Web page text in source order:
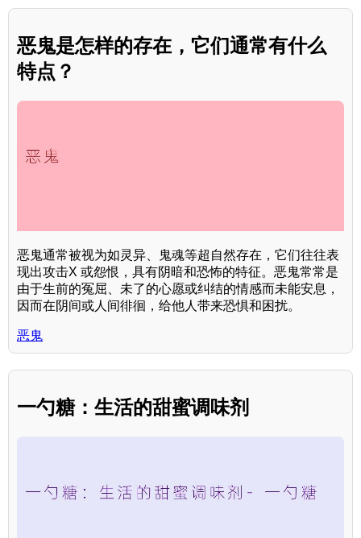
恶鬼是怎样的存在，它们通常有什么
特点？
恶鬼通常被视为如灵异、鬼魂等超自然存在，它们往往表
现出攻击X 或怨恨，具有阴暗和恐怖的特征。恶鬼常常是
由于生前的冤屈、未了的心愿或纠结的情感而未能安息，
因而在阴间或人间徘徊，给他人带来恐惧和困扰。
恶鬼
一勺糖：生活的甜蜜调味剂